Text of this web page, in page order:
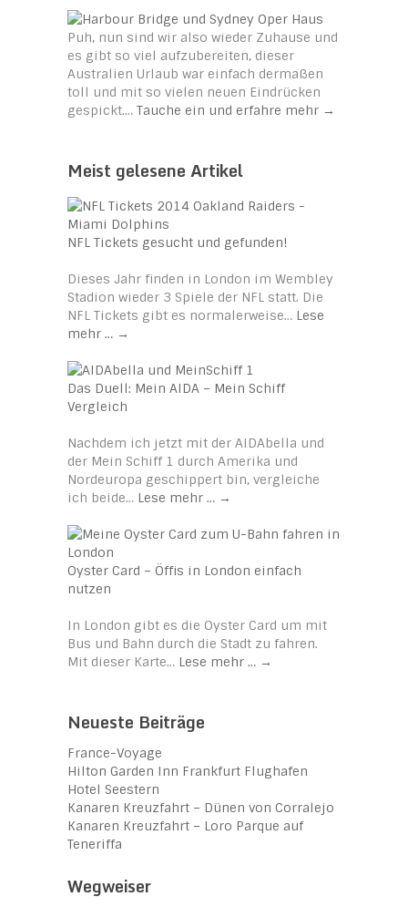
Puh, nun sind wir also wieder Zuhause und
es gibt so viel aufzubereiten, dieser
Australien Urlaub war einfach dermaßen
toll und mit so vielen neuen Eindrücken
gespickt.… Tauche ein und erfahre mehr →
Meist gelesene Artikel
NFL Tickets gesucht und gefunden!
Dieses Jahr finden in London im Wembley
Stadion wieder 3 Spiele der NFL statt. Die
NFL Tickets gibt es normalerweise… Lese
mehr … →
Das Duell: Mein AIDA – Mein Schiff
Vergleich
Nachdem ich jetzt mit der AIDAbella und
der Mein Schiff 1 durch Amerika und
Nordeuropa geschippert bin, vergleiche
ich beide… Lese mehr … →
Oyster Card – Öffis in London einfach
nutzen
In London gibt es die Oyster Card um mit
Bus und Bahn durch die Stadt zu fahren.
Mit dieser Karte… Lese mehr … →
Neueste Beiträge
France-Voyage
Hilton Garden Inn Frankfurt Flughafen
Hotel Seestern
Kanaren Kreuzfahrt – Dünen von Corralejo
Kanaren Kreuzfahrt – Loro Parque auf
Teneriffa
Wegweiser